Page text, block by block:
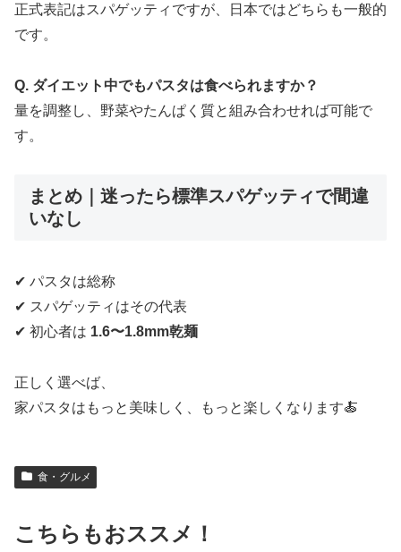
正式表記はスパゲッティですが、日本ではどちらも一般的
です。
Q. ダイエット中でもパスタは食べられますか？
量を調整し、野菜やたんぱく質と組み合わせれば可能で
す。
まとめ｜迷ったら標準スパゲッティで間違
いなし
✔ パスタは総称
✔ スパゲッティはその代表
✔ 初心者は 1.6〜1.8mm乾麺
正しく選べば、
家パスタはもっと美味しく、もっと楽しくなります🍝
食・グルメ
こちらもおススメ！